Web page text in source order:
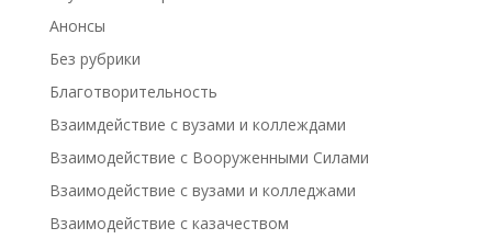
Анонсы
Без рубрики
Благотворительность
Взаимдействие с вузами и коллеждами
Взаимодействие с Вооруженными Силами
Взаимодействие с вузами и колледжами
Взаимодействие с казачеством